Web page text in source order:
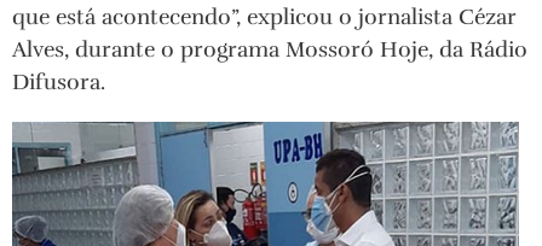
que está acontecendo”, explicou o jornalista Cézar
Alves, durante o programa Mossoró Hoje, da Rádio
Difusora.